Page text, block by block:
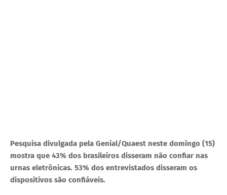
Pesquisa divulgada pela Genial/Quaest neste domingo (15)
mostra que 43% dos brasileiros disseram não confiar nas
urnas eletrônicas. 53% dos entrevistados disseram os
dispositivos são confiáveis.